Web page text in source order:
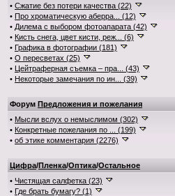
• Сжатие без потери качества (22)
• Про хроматическую аберра... (12)
• Дилема с выбором фотоапарата (42)
• Кисть снега, цвет кисти, реж... (6)
• Графика в фотографии (181)
• О пересветах (25)
• Цейтраферная съемка – пра... (43)
• Некоторые замечания по ин... (39)
Форум Предложения и пожелания
• Мысли вслух о немыслимом (302)
• Конкретные пожелания по ... (199)
• об этике комментария (2276)
Цифра/Пленка/Оптика/Остальное
• Чистящая салфетка (23)
• Где брать бумагу? (1)